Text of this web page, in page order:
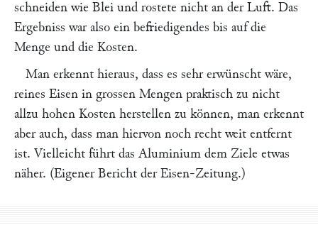
schneiden wie Blei und rostete nicht an der Luft. Das
Ergebniss war also ein befriedigendes bis auf die
Menge und die Kosten.
Man erkennt hieraus, dass es sehr erwünscht wäre,
reines Eisen in grossen Mengen praktisch zu nicht
allzu hohen Kosten herstellen zu können, man erkennt
aber auch, dass man hiervon noch recht weit entfernt
ist. Vielleicht führt das Aluminium dem Ziele etwas
näher. (Eigener Bericht der Eisen-Zeitung.)